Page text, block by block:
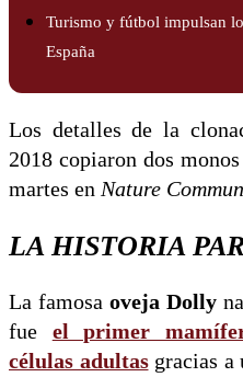
Turismo y fútbol impulsan
España
Los detalles de la
2018 copiaron dos
martes en Nature
LA HISTORIA
La famosa oveja Dolly
fue el primer
células adultasgracias a